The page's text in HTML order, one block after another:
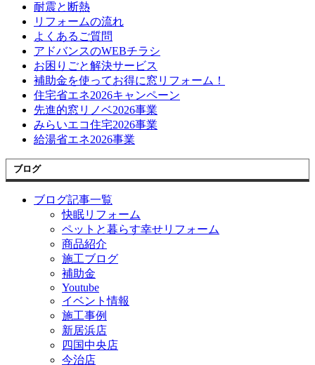
耐震と断熱
リフォームの流れ
よくあるご質問
アドバンスのWEBチラシ
お困りごと解決サービス
補助金を使ってお得に窓リフォーム！
住宅省エネ2026キャンペーン
先進的窓リノベ2026事業
みらいエコ住宅2026事業
給湯省エネ2026事業
ブログ
ブログ記事一覧
快眠リフォーム
ペットと暮らす幸せリフォーム
商品紹介
施工ブログ
補助金
Youtube
イベント情報
施工事例
新居浜店
四国中央店
今治店